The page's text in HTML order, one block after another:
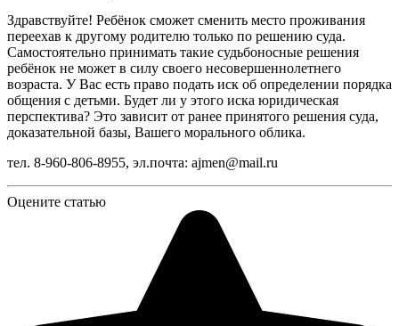
Здравствуйте! Ребёнок сможет сменить место проживания
переехав к другому родителю только по решению суда.
Самостоятельно принимать такие судьбоносные решения
ребёнок не может в силу своего несовершеннолетнего
возраста. У Вас есть право подать иск об определении порядка
общения с детьми. Будет ли у этого иска юридическая
перспектива? Это зависит от ранее принятого решения суда,
доказательной базы, Вашего морального облика.
тел. 8-960-806-8955, эл.почта: ajmen@mail.ru
Оцените статью